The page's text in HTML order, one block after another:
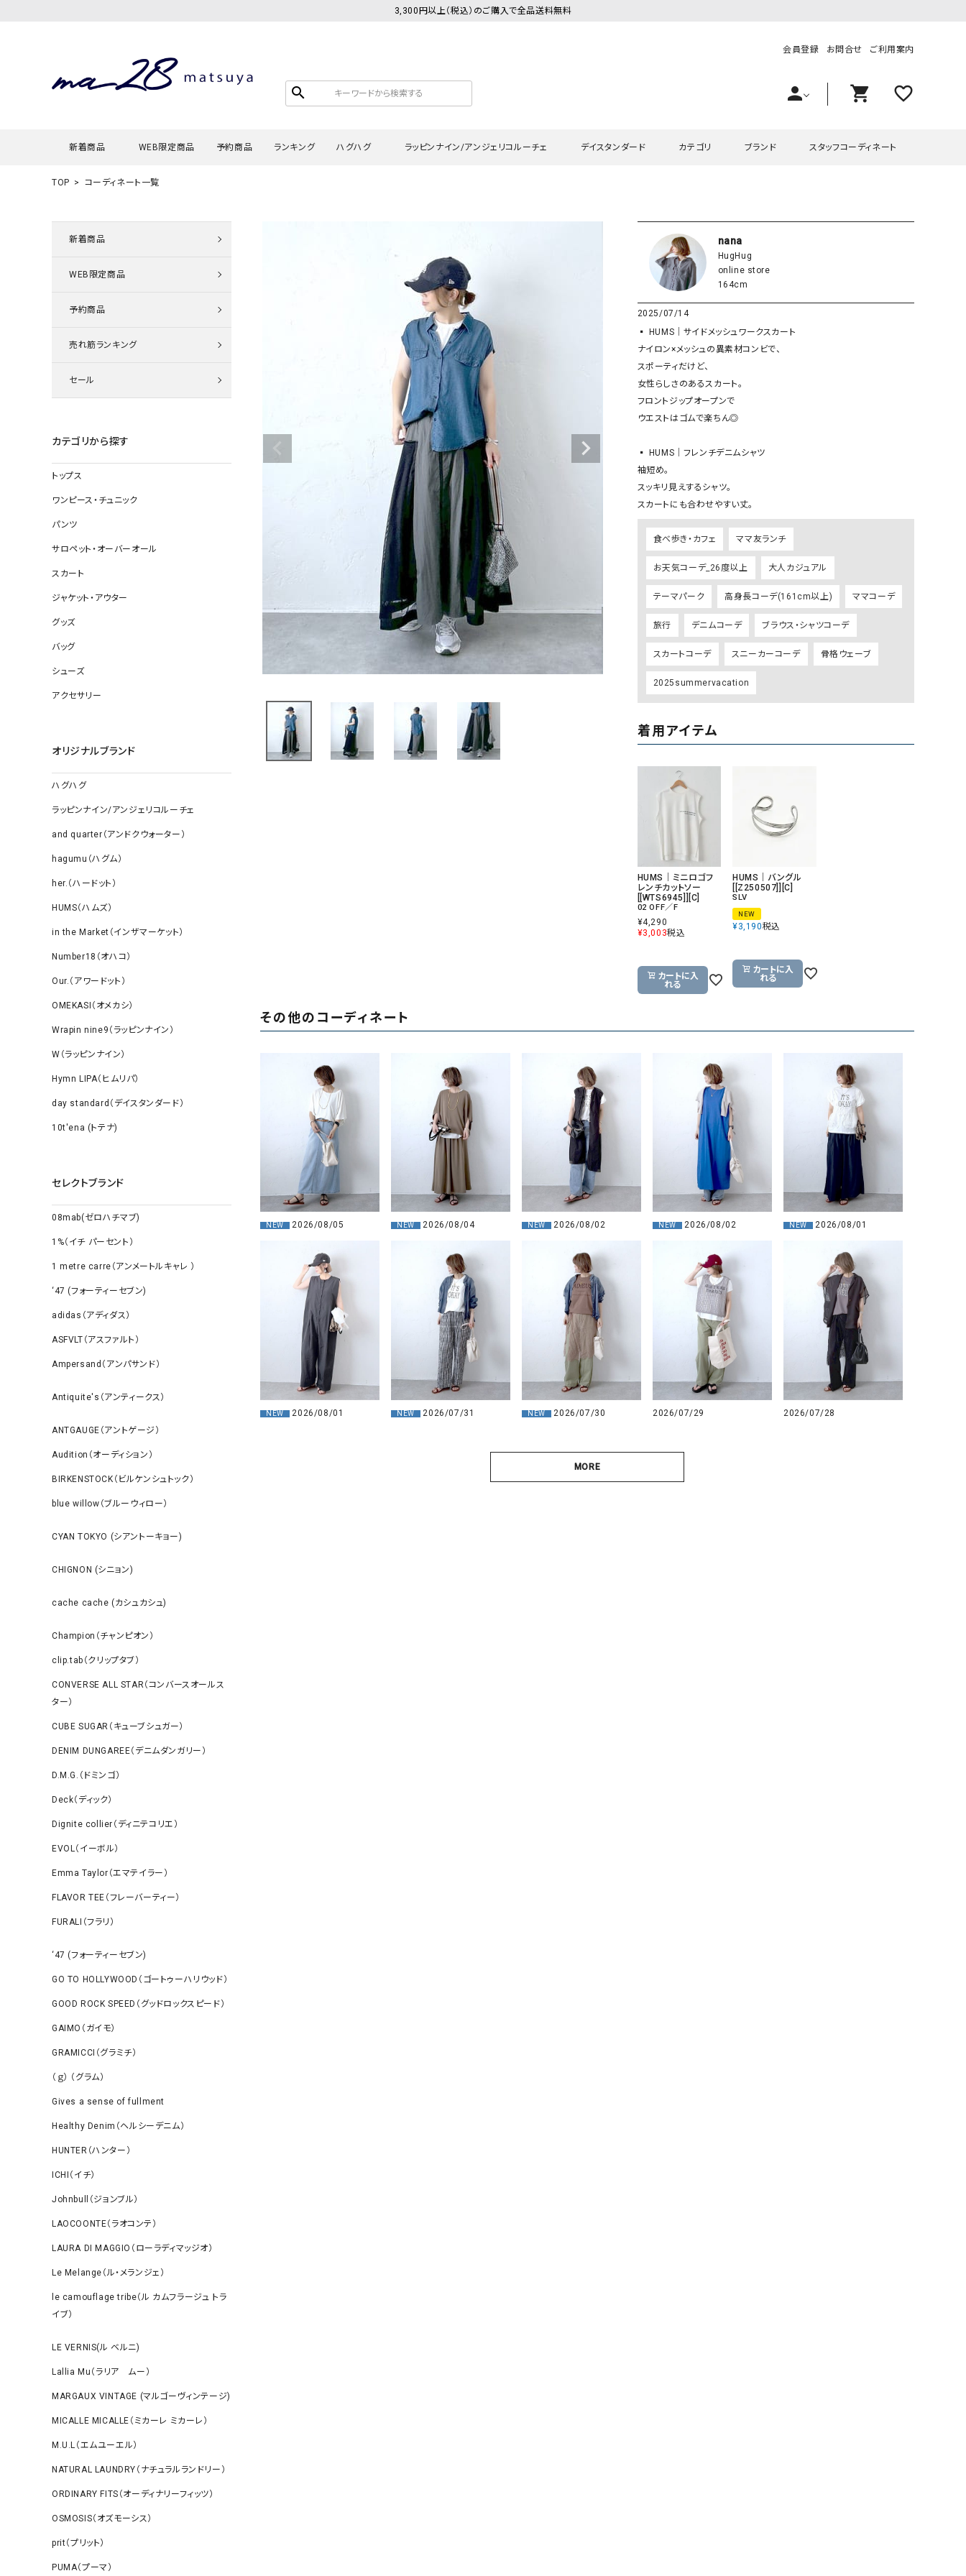
3,300円以上（税込）のご購入で全品送料無料
search
会員登録 お問合せ ご利用案内
person shopping_cart favorite_outline
新着商品 WEB限定商品 予約商品 ランキング ハグハグ
ロング・マキシ丈
その他スカート
すべて見る
ソックス
ラッピンナイン/アンジェリコルーチェ
タンクトップ・キャミソール
その他のパンツ
その他アウター
デイスタンダード
チュニック
その他スカート
カテゴリ
ワンピース・チュニック
サロペット・オーバーオール
スカート
ジャケット・アウター
グッズ
ワンピース・チュニック
サロペット・オーバーオール
グッズ
ブランド
ラッピンナイン/アンジェリコルーチェ
hagumu（ハグム）
her.（ハードット）
and quarter（アンドクウォーター） HUMS（ハムズ）
Our.（アワードット）
Wrapin nine9（ラッピンナイン）
1 metre carre（アンメートルキャレ ）
120%lino（ワンハンドレッドトゥエンティ
adidas（アディダス）
ASFVLT（アスファルト） mizuiro ind（ミズイロ イン
Ampersand（アンパサンド）
Antiquite's（アンティークス）
リー）
Audition（オーディション）
blue willow（ブルーウィロー） prit（プリット）
CUBE SUGAR（キューブシュガー）
CONVERSE ALL STAR（コンバースオー
Champion（チャンピオン）
DENIM DUNGAREE（デニムダンガリー）
Deck（ディック）
EVOL（イーボル）
FLAVOR TEE（フレーバーティー）
GO TO HOLLYWOOD（ゴートゥーハリウ
GAIMO（ガイモ）
UNIVERSAL OVERALL（
オーバーオール）
GRAMICCI（グラミチ）
USU GALLERY（ユーエス
ー）
（ｇ） （グラム） upper hights（アッパーハイ
Gives a sense of fullment +phenix（フェニックス）
HUNTER（ハンター） WILD THINGS（ワイルドシ
ICHI（イチ）
スタッフコーディネート
TOP コーディネート一覧
新着商品
WEB限定商品
予約商品
売れ筋ランキング
セール
カテゴリから探す
トップス
ワンピース・チュニック
パンツ
サロペット・オーバーオール
スカート
ジャケット・アウター
グッズ
バッグ
シューズ
アクセサリー
オリジナルブランド
ハグハグ
ラッピンナイン/アンジェリコルーチェ
and quarter（アンドクウォーター）
hagumu（ハグム）
her.（ハードット）
HUMS（ハムズ）
in the Market（インザマーケット）
Number18（オハコ）
Our.（アワードット）
OMEKASI（オメカシ）
Wrapin nine9（ラッピンナイン）
W（ラッピンナイン）
Hymn LIPA（ヒムリパ）
day standard（デイスタンダード）
10t'ena (トテナ)
セレクトブランド
08mab(ゼロハチマブ)
1%（イチ パーセント）
1 metre carre（アンメートルキャレ ）
‘47 (フォーティーセブン)
adidas（アディダス）
ASFVLT（アスファルト）
Ampersand（アンパサンド）
Antiquite's（アンティークス）
ANTGAUGE（アントゲージ）
Audition（オーディション）
BIRKENSTOCK（ビルケンシュトック）
blue willow（ブルーウィロー）
CYAN TOKYO (シアントーキョー)
CHIGNON (シニョン)
cache cache (カシュカシュ)
Champion（チャンピオン）
clip.tab（クリップタブ）
CONVERSE ALL STAR（コンバースオールス
ター）
CUBE SUGAR（キューブシュガー）
DENIM DUNGAREE（デニムダンガリー）
D.M.G.（ドミンゴ）
Deck（ディック）
Dignite collier（ディニテコリエ）
EVOL（イーボル）
Emma Taylor（エマテイラー）
FLAVOR TEE（フレーバーティー）
FURALI（フラリ）
‘47 (フォーティーセブン)
GO TO HOLLYWOOD（ゴートゥーハリウッド）
GOOD ROCK SPEED（グッドロックスピード）
GAIMO（ガイモ）
GRAMICCI（グラミチ）
（ｇ） （グラム）
Gives a sense of fullment
Healthy Denim（ヘルシーデニム）
HUNTER（ハンター）
ICHI（イチ）
Johnbull（ジョンブル）
LAOCOONTE（ラオコンテ）
LAURA DI MAGGIO（ローラディマッジオ）
Le Melange（ル・メランジェ）
le camouflage tribe（ル カムフラージュ トラ
イブ）
LE VERNIS(ル ベルニ)
Lallia Mu（ラリア ムー）
MARGAUX VINTAGE (マルゴーヴィンテージ)
MICALLE MICALLE（ミカーレ ミカーレ）
M.U.L（エムユーエル）
NATURAL LAUNDRY（ナチュラルランドリー）
ORDINARY FITS（オーディナリーフィッツ）
OSMOSIS（オズモーシス）
prit（プリット）
PUMA（プーマ）
nana
HugHug
online store
164cm
2025/07/14
▪️ HUMS｜サイドメッシュワークスカート
ナイロン×メッシュの異素材コンビで、
スポーティだけど、
女性らしさのあるスカート。
フロントジップオープンで
ウエストはゴムで楽ちん◎
▪️ HUMS｜フレンチデニムシャツ
袖短め。
スッキリ見えするシャツ。
スカートにも合わせやすい丈。
食べ歩き・カフェ ママ友ランチ
お天気コーデ_26度以上 大人カジュアル
テーマパーク 高身長コーデ(161cm以上) ママコーデ
旅行 デニムコーデ ブラウス・シャツコーデ
スカートコーデ スニーカーコーデ 骨格ウェーブ
2025summervacation
着用アイテム
HUMS｜ミニロゴフ
レンチカットソー
[[WTS6945]][C]
02 OFF／F
¥4,290
¥3,003税込
カートに入
れる
HUMS｜バングル
[[Z250507]][C]
SLV
NEW
¥3,190税込
カートに入
れる
その他のコーディネート
NEW 2026/08/05 NEW 2026/08/04 NEW 2026/08/02 NEW 2026/08/02 NEW 2026/08/01
NEW 2026/08/01 NEW 2026/07/31 NEW 2026/07/30 2026/07/29 2026/07/28
MORE